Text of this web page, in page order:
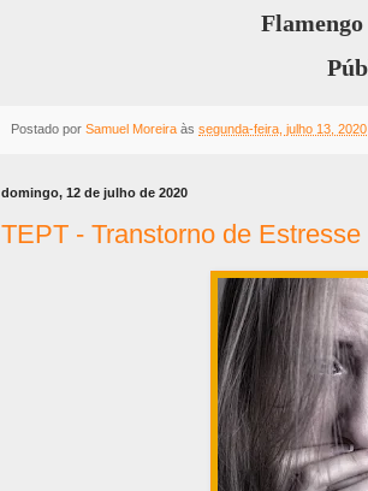
Flamengo
Postado por Samuel Moreira às segunda-feira, julho 13, 2020
domingo, 12 de julho de 2020
TEPT - Transtorno de